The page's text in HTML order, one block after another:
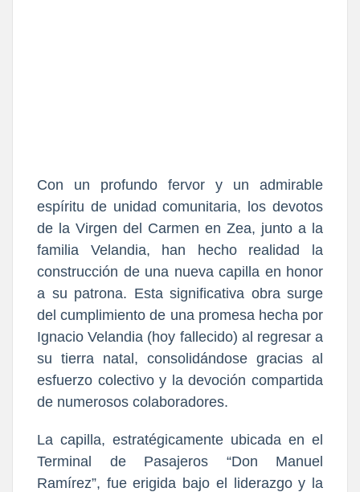
Con un profundo fervor y un admirable
espíritu de unidad comunitaria, los devotos
de la Virgen del Carmen en Zea, junto a la
familia Velandia, han hecho realidad la
construcción de una nueva capilla en honor
a su patrona. Esta significativa obra surge
del cumplimiento de una promesa hecha por
Ignacio Velandia (hoy fallecido) al regresar a
su tierra natal, consolidándose gracias al
esfuerzo colectivo y la devoción compartida
de numerosos colaboradores.
La capilla, estratégicamente ubicada en el
Terminal de Pasajeros “Don Manuel
Ramírez”, fue erigida bajo el liderazgo y la